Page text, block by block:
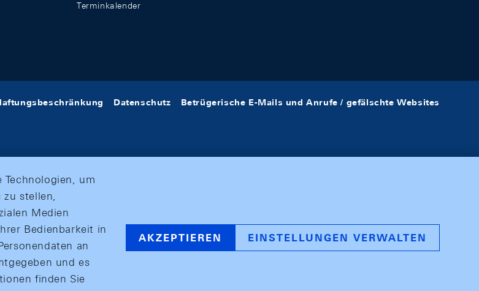
Terminkalender
Datenschutz Betrügerische E-Mails und Anrufe / gefälschte Websites
um
stellen,
Medien
Bedienbarkeit in
an
und es
finden Sie
AKZEPTIEREN EINSTELLUNGEN VERWALTEN